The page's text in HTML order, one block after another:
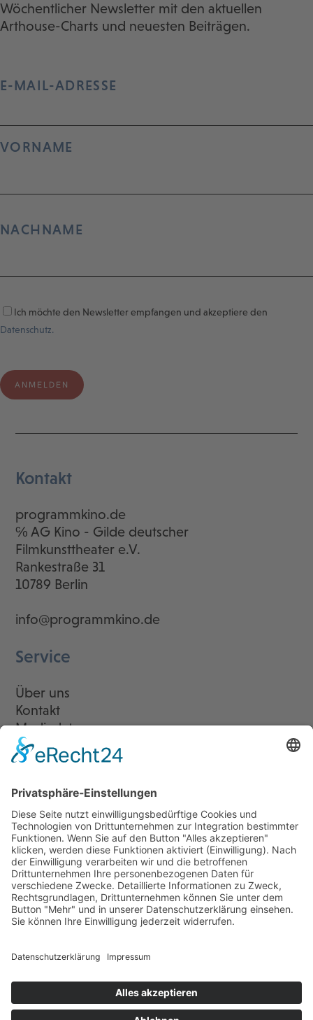
Wöchentlicher Newsletter mit den aktuellen
Arthouse-Charts und neuesten Beiträgen.
E-MAIL-ADRESSE
VORNAME
NACHNAME
Ich möchte den Newsletter empfangen und akzeptiere den
Datenschutz.
Kontakt
programmkino.de
℅ AG Kino - Gilde deutscher
Filmkunsttheater e.V.
Rankestraße 31
10789 Berlin
info@programmkino.de
Service
Über uns
Kontakt
Mediadaten
Newsletter
LogIn
Legal
Impressum
Datenschutzerklärung
Cookie-Einstellungen
Programmkino.de richtet sich an Film- und Kinobegeisterte jeden
Geschlechts. Zur besseren Lesbarkeit haben wir uns aber entschlossen,